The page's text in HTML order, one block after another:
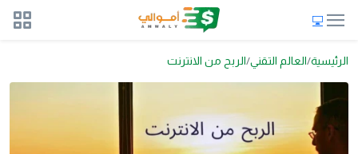
الرئيسية العالم التقني الربح من الانترنت